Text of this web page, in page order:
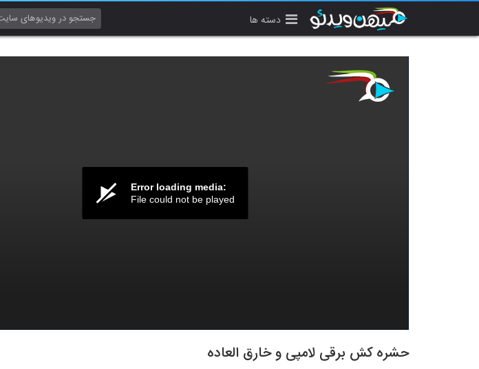
دسته ها
Error loading media:
File could not be played
حشره کش برقی لامپی و خارق العاده